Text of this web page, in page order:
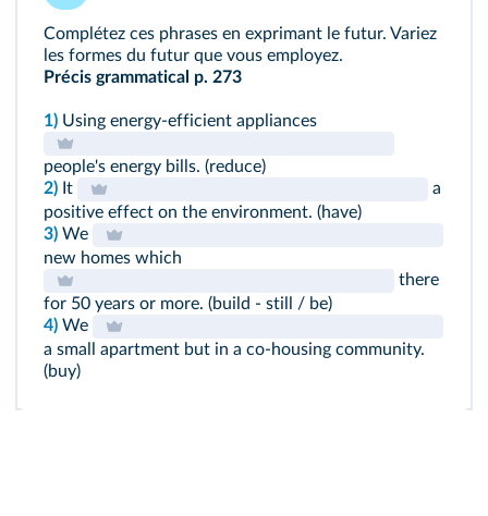
Complétez ces phrases en exprimant le futur. Variez
les formes du futur que vous employez.
Précis grammatical p. 273
1) Using energy-efficient appliances
people's energy bills. (reduce)
2) It
a
positive effect on the environment. (have)
3) We
new homes which
there
for 50 years or more. (build - still / be)
4) We
a small apartment but in a co-housing community.
(buy)